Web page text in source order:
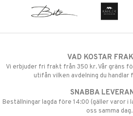
VAD KOSTAR
Vi erbjuder fri frakt från 350 kr. Vår gräns
utifån vilken avdelning du handlar
SNABBA
Beställningar lagda före 14:00 (gäller varor i
oss samma dag.